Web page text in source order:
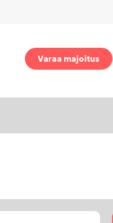
Varaa majoitus